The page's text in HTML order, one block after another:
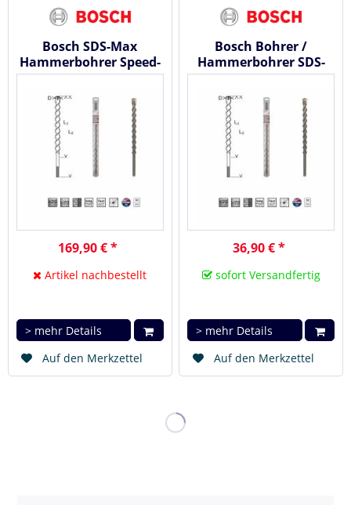
Bosch SDS-Max
Hammerbohrer Speed-
X ( max-7 ), 52x400/520
mm
169,90 € *
Artikel nachbestellt
> mehr Details
Auf den Merkzettel
Bosch Bohrer /
Hammerbohrer SDS-
max-7 20x400x520 mm
2608586766
36,90 € *
sofort Versandfertig
> mehr Details
Auf den Merkzettel